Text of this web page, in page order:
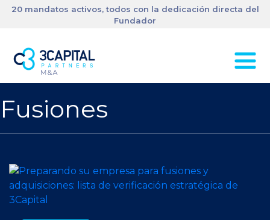
20 mandatos activos, todos con la dedicación directa del
Fundador
Fusiones